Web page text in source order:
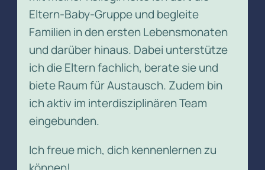
Eltern-Baby-Gruppe und begleite
Familien in den ersten Lebensmonaten
und darüber hinaus. Dabei unterstütze
ich die Eltern fachlich, berate sie und
biete Raum für Austausch. Zudem bin
ich aktiv im interdisziplinären Team
eingebunden.
Ich freue mich, dich kennenlernen zu